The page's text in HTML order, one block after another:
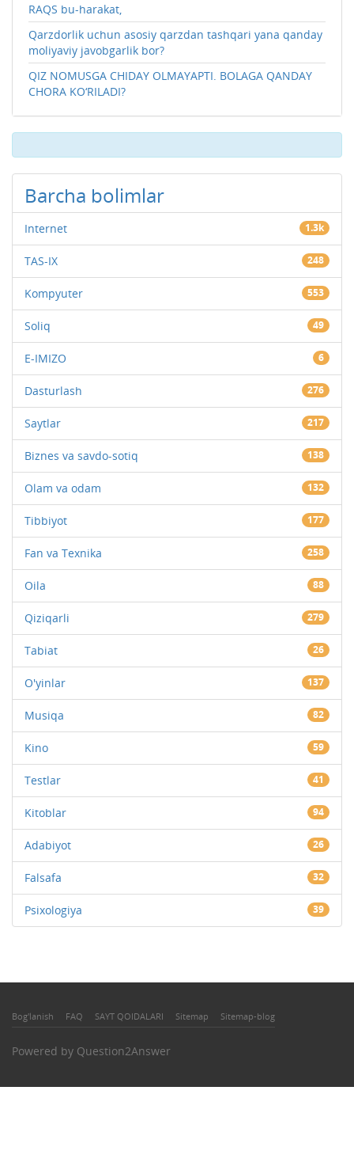
RAQS bu-harakat,
Qarzdorlik uchun asosiy qarzdan tashqari yana qanday
moliyaviy javobgarlik bor?
QIZ NOMUSGA CHIDAY OLMAYAPTI. BOLAGA QANDAY
CHORA KO‘RILADI?
Barcha bolimlar
Internet 1.3k
TAS-IX 248
Kompyuter 553
Soliq 49
E-IMIZO 6
Dasturlash 276
Saytlar 217
Biznes va savdo-sotiq 138
Olam va odam 132
Tibbiyot 177
Fan va Texnika 258
Oila 88
Qiziqarli 279
Tabiat 26
O'yinlar 137
Musiqa 82
Kino 59
Testlar 41
Kitoblar 94
Adabiyot 26
Falsafa 32
Psixologiya 39
Bog'lanish FAQ SAYT QOIDALARI Sitemap Sitemap-blog
Powered by Question2Answer